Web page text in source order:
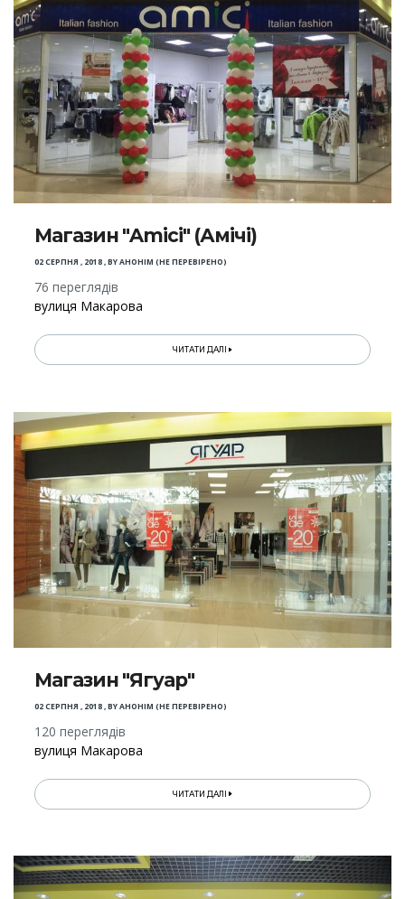
Магазин "Amici" (Амічі)
02 СЕРПНЯ , 2018,BYАНОНІМ (НЕ ПЕРЕВІРЕНО)
76 переглядів
вулиця Макарова
ЧИТАТИ ДАЛІ
Магазин "Ягуар"
02 СЕРПНЯ , 2018,BYАНОНІМ (НЕ ПЕРЕВІРЕНО)
120 переглядів
вулиця Макарова
ЧИТАТИ ДАЛІ